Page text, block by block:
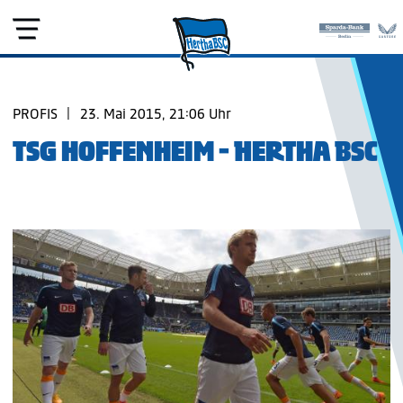
PROFIS 23. Mai 2015, 21:06 Uhr
TSG HOFFENHEIM - HERTHA BSC